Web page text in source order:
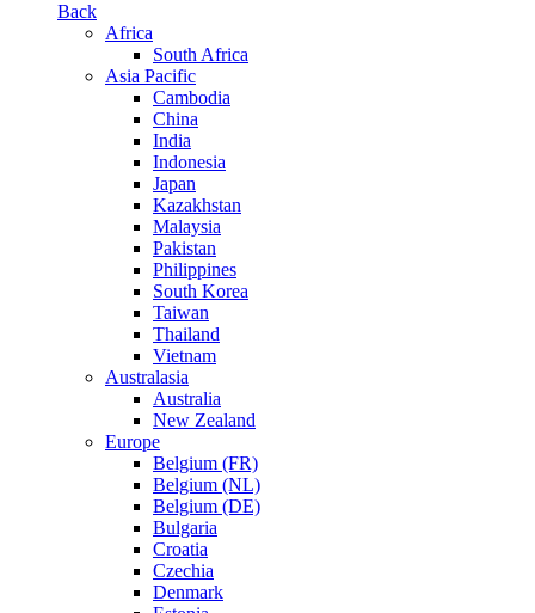
Back
Africa
South Africa
Asia Pacific
Cambodia
China
India
Indonesia
Japan
Kazakhstan
Malaysia
Pakistan
Philippines
South Korea
Taiwan
Thailand
Vietnam
Australasia
Australia
New Zealand
Europe
Belgium (FR)
Belgium (NL)
Belgium (DE)
Bulgaria
Croatia
Czechia
Denmark